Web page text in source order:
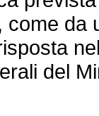
come da
del